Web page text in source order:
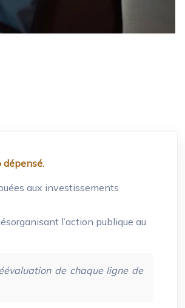
dépensé.
aux investissements
l’action publique au
de chaque ligne de